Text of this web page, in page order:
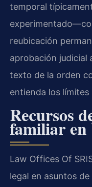
temporal
reubicación
aprobación judicial
texto de la orden
entienda los
Recursos
familiar
Law Offices Of
legal en asuntos